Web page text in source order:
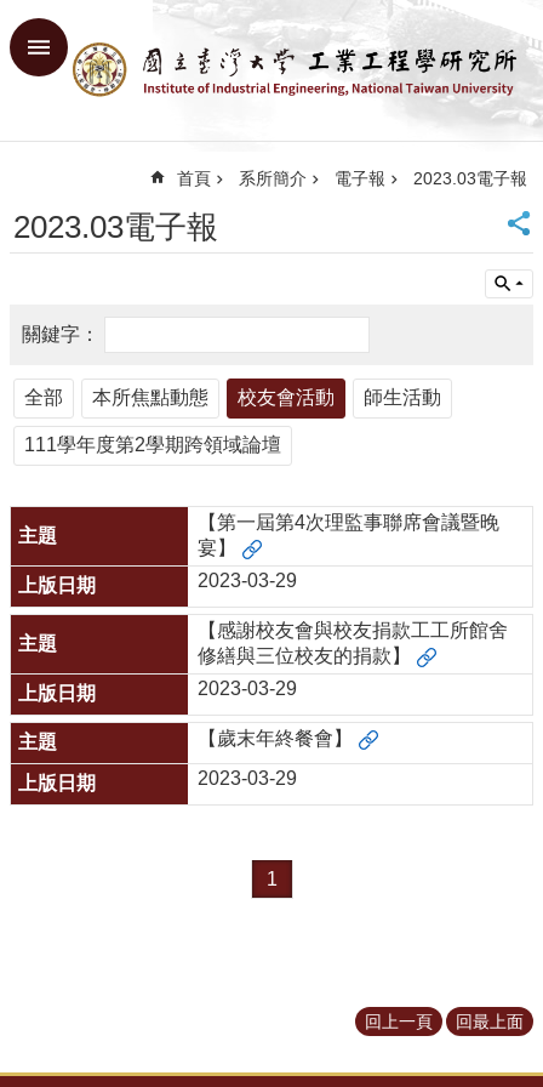
跳到主要內容區塊
進
首
頁
首
頁
網
站
導
覽
系
簡
介
學
程
簡
介
教
學
管
首頁 系所簡介 電子報 2023.03電子報
2023.03電子報
全部 本所焦點動態 校友會活動 師生活動
111學年度第2學期跨領域論壇
【第一屆第4次理監事聯席會議暨晚
宴】
2023-03-29
【感謝校友會與校友捐款工工所館舍
修繕與三位校友的捐款】
2023-03-29
【歲末年終餐會】
2023-03-29
1
回上一頁 回最上面